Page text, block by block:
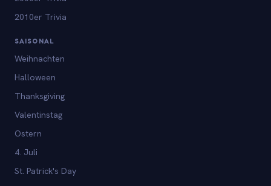
2010er Trivia
SAISONAL
Weihnachten
Halloween
Thanksgiving
Valentinstag
Ostern
4. Juli
St. Patrick's Day